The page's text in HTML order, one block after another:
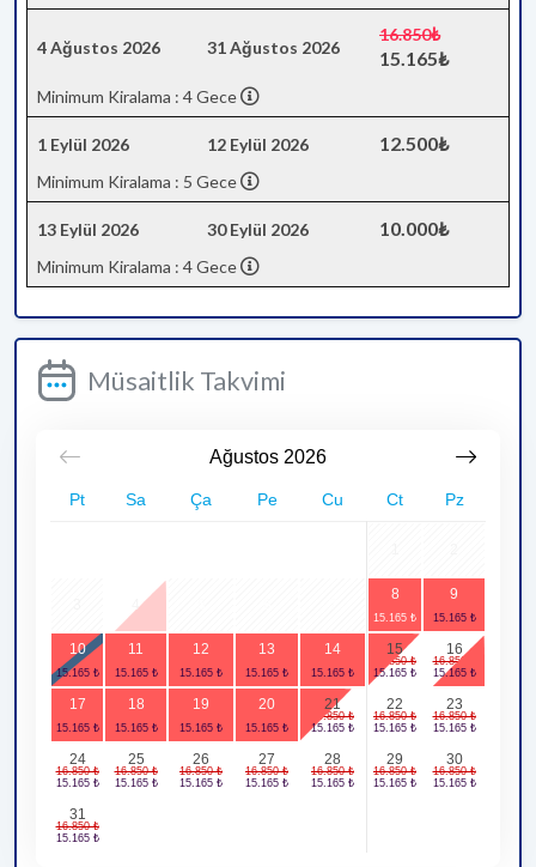
4 Ağustos 2026 31 Ağustos 2026
16.850₺
15.165₺
Minimum Kiralama : 4 Gece
1 Eylül 2026 12 Eylül 2026 12.500₺
Minimum Kiralama : 5 Gece
13 Eylül 2026 30 Eylül 2026 10.000₺
Minimum Kiralama : 4 Gece
Müsaitlik Takvimi
Ağustos 2026
Pt Sa Ça Pe Cu Ct Pz
4
8 9
10 11 12 13 14 15 16
17 18 19 20 21 22 23
24 25 26 27 28 29 30
31